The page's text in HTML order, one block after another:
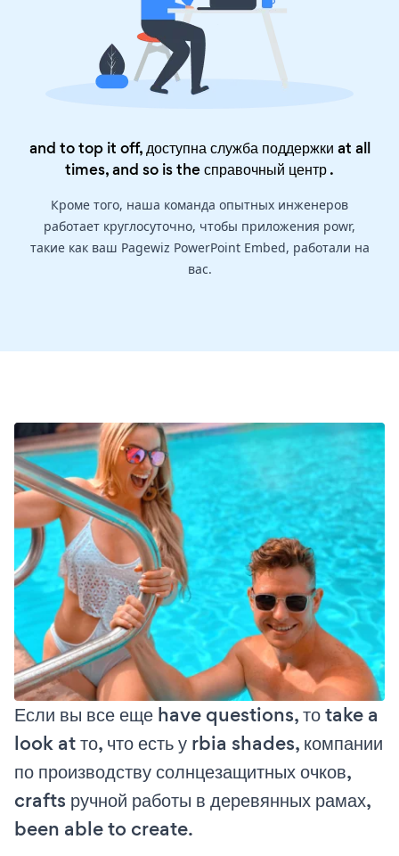
and to top it off, доступна служба поддержки at all
times, and so is theсправочный центр.
Кроме того, наша команда опытных инженеров
работает круглосуточно, чтобы приложения powr,
такие как ваш Pagewiz PowerPoint Embed, работали на
вас.
Если вы все еще have questions, то take a
look at то, что есть у rbia shades, компании
по производству солнцезащитных очков,
crafts ручной работы в деревянных рамах,
been able to create.